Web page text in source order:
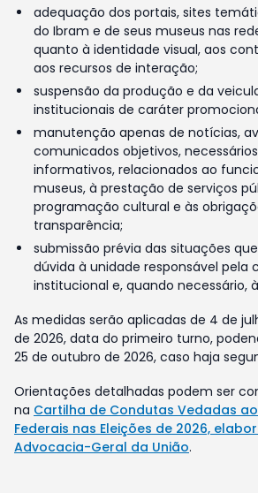
adequação dos portais, sites
do Ibram e de seus museus nas
quanto à identidade visual, aos
aos recursos de interação;
suspensão da produção e da
institucionais de caráter
manutenção apenas de notícias,
comunicados objetivos,
informativos, relacionados ao
museus, à prestação de serviços
programação cultural e às
transparência;
submissão prévia das situações
dúvida à unidade responsável pela
institucional e, quando necessário,
As medidas serão aplicadas de 4 de
de 2026, data do primeiro turno,
25 de outubro de 2026, caso haja
Orientações detalhadas podem ser
na Cartilha de Condutas Vedadas
Federais nas Eleições de 2026,
Advocacia-Geral da União.